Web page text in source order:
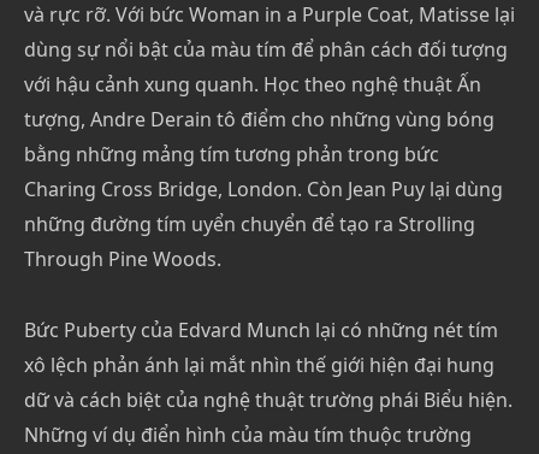
và rực rỡ. Với bức Woman in a Purple Coat, Matisse lại
dùng sự nổi bật của màu tím để phân cách đối tượng
với hậu cảnh xung quanh. Học theo nghệ thuật Ấn
tượng, Andre Derain tô điểm cho những vùng bóng
bằng những mảng tím tương phản trong bức
Charing Cross Bridge, London. Còn Jean Puy lại dùng
những đường tím uyển chuyển để tạo ra Strolling
Through Pine Woods.
Bức Puberty của Edvard Munch lại có những nét tím
xô lệch phản ánh lại mắt nhìn thế giới hiện đại hung
dữ và cách biệt của nghệ thuật trường phái Biểu hiện.
Những ví dụ điển hình của màu tím thuộc trường